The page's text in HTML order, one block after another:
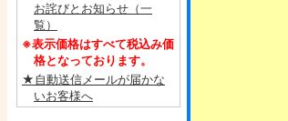
お詫びとお知らせ（一
覧）
※表示価格はすべて税込み価
格となっております。
★自動送信メールが届かな
いお客様へ